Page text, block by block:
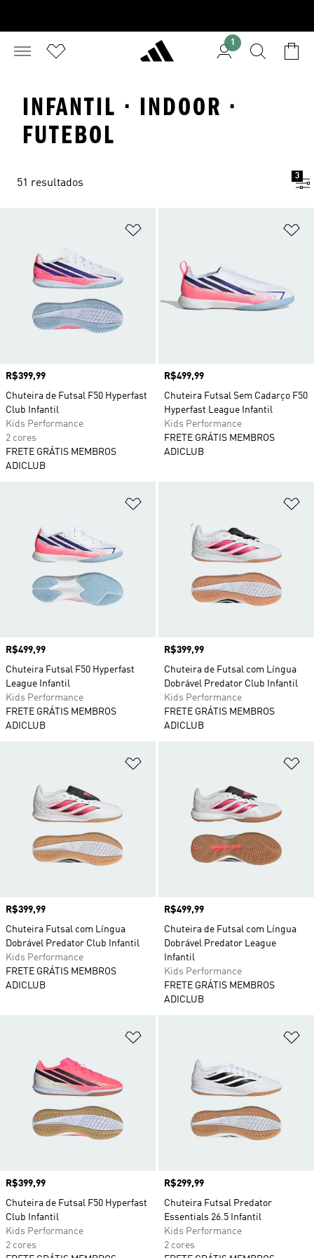
1
INFANTIL · INDOOR ·
FUTEBOL
51 resultados
3
Preço
R$399,99
Chuteira de Futsal F50 Hyperfast
Club Infantil
Kids Performance
2 cores
FRETE GRÁTIS MEMBROS
ADICLUB
Preço
R$499,99
Chuteira Futsal Sem Cadarço F50
Hyperfast League Infantil
Kids Performance
FRETE GRÁTIS MEMBROS
ADICLUB
Preço
R$499,99
Chuteira Futsal F50 Hyperfast
League Infantil
Kids Performance
FRETE GRÁTIS MEMBROS
ADICLUB
Preço
R$399,99
Chuteira de Futsal com Língua
Dobrável Predator Club Infantil
Kids Performance
FRETE GRÁTIS MEMBROS
ADICLUB
Preço
R$399,99
Chuteira Futsal com Língua
Dobrável Predator Club Infantil
Kids Performance
FRETE GRÁTIS MEMBROS
ADICLUB
Preço
R$499,99
Chuteira de Futsal com Língua
Dobrável Predator League
Infantil
Kids Performance
FRETE GRÁTIS MEMBROS
ADICLUB
Preço
R$399,99
Chuteira de Futsal F50 Hyperfast
Club Infantil
Kids Performance
2 cores
Preço
R$299,99
Chuteira Futsal Predator
Essentials 26.5 Infantil
Kids Performance
2 cores